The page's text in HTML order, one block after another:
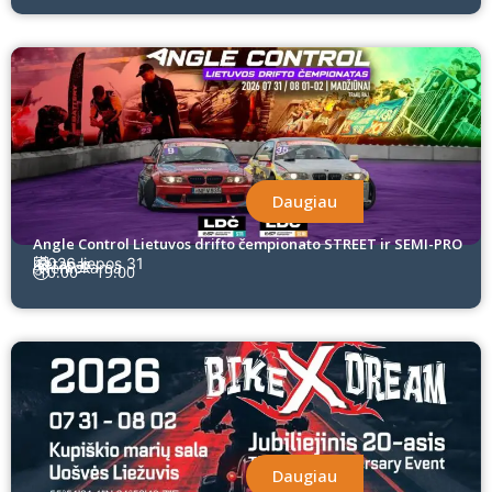
Angle Control Lietuvos drifto čempionato STREET ir SEMI-PRO
4 etapas
2026 liepos 31
Nemokama
10:00 19:00
Daugiau
Daugiau